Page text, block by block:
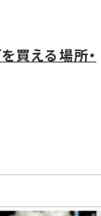
買える場所・